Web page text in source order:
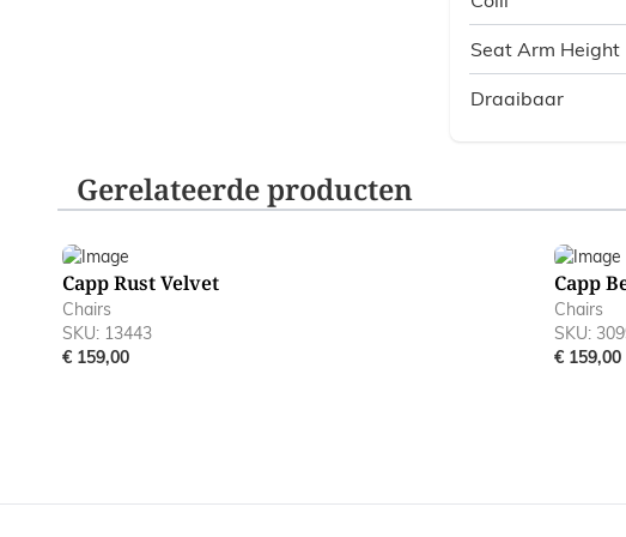
Seat Arm Height
Draaibaar
Gerelateerde producten
Navigating through the elements of the carousel is possible
Press to skip carousel
Press to go to carousel navigation
Capp Rust Velvet
Chairs
SKU: 13443
€ 159,00
Capp
Chairs
SKU:
€ 159,00